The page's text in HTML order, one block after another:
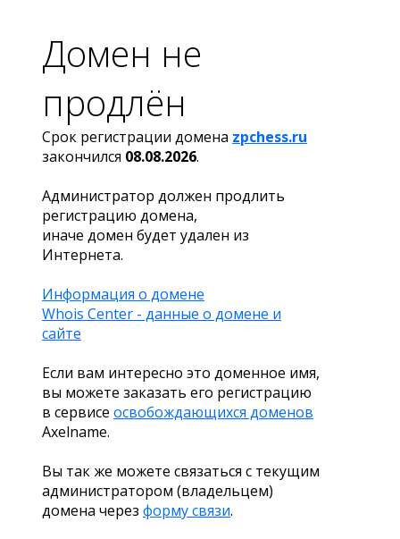
Домен не
продлён
Срок регистрации домена zpchess.ru
закончился 08.08.2026.
Администратор должен продлить
регистрацию домена,
иначе домен будет удален из
Интернета.
Информация о домене
Whois Center - данные о домене и
сайте
Если вам интересно это доменное имя,
вы можете заказать его регистрацию
в сервисе освобождающихся доменов
Axelname.
Вы так же можете связаться с текущим
администратором (владельцем)
домена через форму связи.